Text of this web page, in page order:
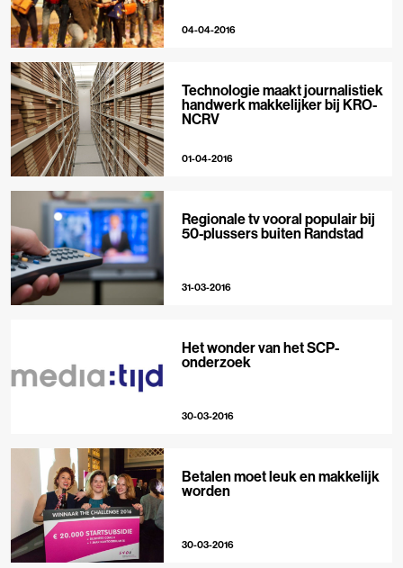
04-04-2016
Technologie maakt journalistiek
handwerk makkelijker bij KRO-
NCRV
01-04-2016
Regionale tv vooral populair bij
50-plussers buiten Randstad
31-03-2016
Het wonder van het SCP-
onderzoek
30-03-2016
Betalen moet leuk en makkelijk
worden
30-03-2016